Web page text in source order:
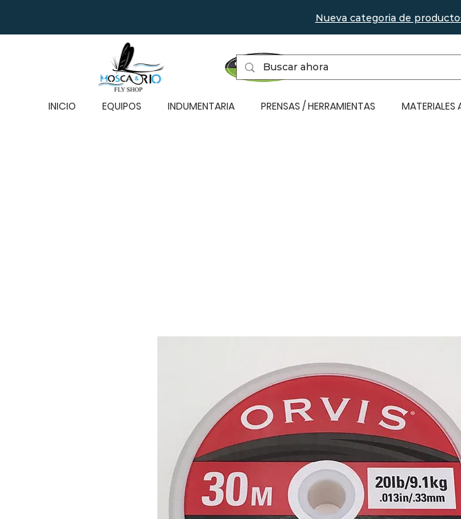
Nueva categoria de
INICIO EQUIPOS INDUMENTARIA PRENSAS / HERRAMIENTAS MATERIALES